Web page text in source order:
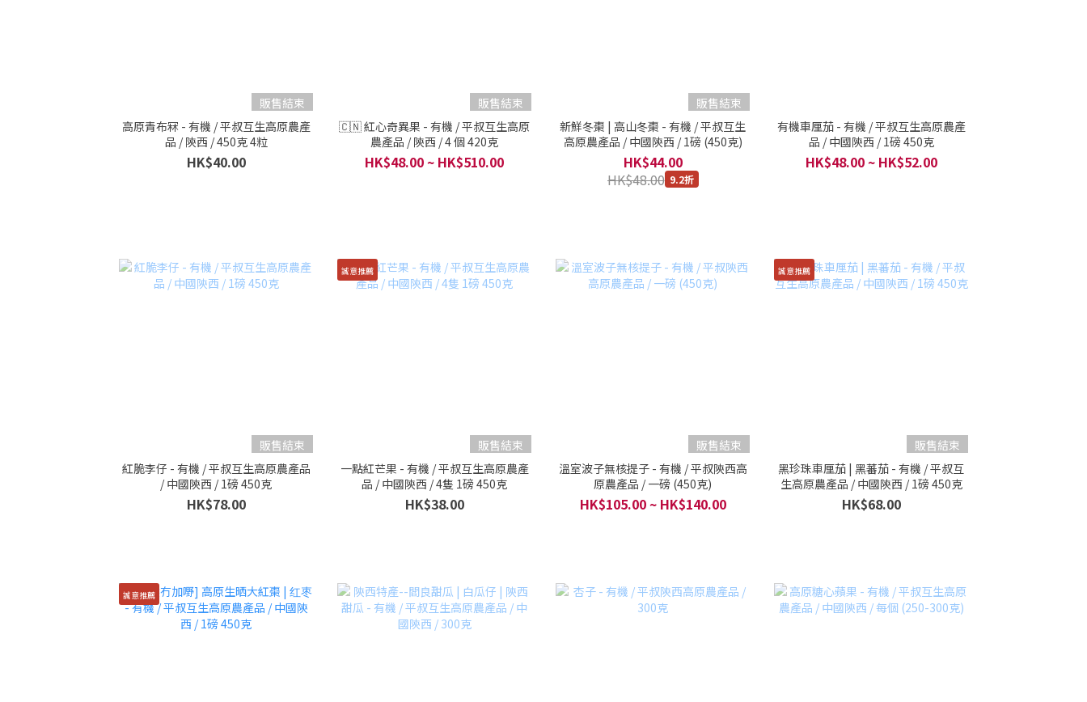
販售結束
高原青布冧 - 有機 / 平叔互生高原農產
品 / 陝西 / 450克 4粒
HK$40.00
販售結束
🇨🇳 紅心奇異果 - 有機 / 平叔互生高原
農產品 / 陝西 / 4 個 420克
HK$48.00 ~ HK$510.00
販售結束
新鮮冬棗 | 高山冬棗 - 有機 / 平叔互生
高原農產品 / 中國陝西 / 1磅 (450克)
HK$44.00
HK$48.00 9.2折
有機車厘茄 - 有機 / 平叔互生高原農產
品 / 中國陝西 / 1磅 450克
HK$48.00 ~ HK$52.00
販售結束
紅脆李仔 - 有機 / 平叔互生高原農產品
/ 中國陝西 / 1磅 450克
HK$78.00
誠意推薦
販售結束
一點紅芒果 - 有機 / 平叔互生高原農產
品 / 中國陝西 / 4隻 1磅 450克
HK$38.00
販售結束
溫室波子無核提子 - 有機 / 平叔陝西高
原農產品 / 一磅 (450克)
HK$105.00 ~ HK$140.00
誠意推薦
販售結束
黑珍珠車厘茄 | 黑蕃茄 - 有機 / 平叔互
生高原農產品 / 中國陝西 / 1磅 450克
HK$68.00
誠意推薦